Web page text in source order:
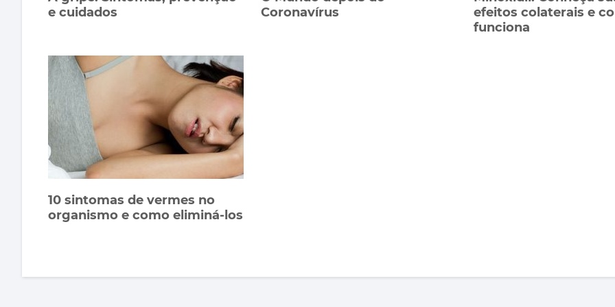
e cuidados
Coronavírus
efeitos colaterais e
funciona
10 sintomas de vermes no
organismo e como eliminá-los